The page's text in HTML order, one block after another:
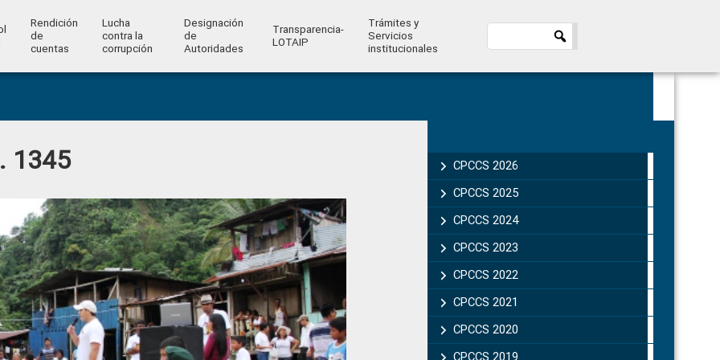
Rendición
de
cuentas
Lucha
contra la
corrupción
Designación
de
Autoridades
Transparencia-
LOTAIP
Trámites y
Servicios
institucionales
1345
Sidebar
CPCCS 2026
CPCCS 2025
CPCCS 2024
CPCCS 2023
CPCCS 2022
CPCCS 2021
CPCCS 2020
CPCCS 2019 .